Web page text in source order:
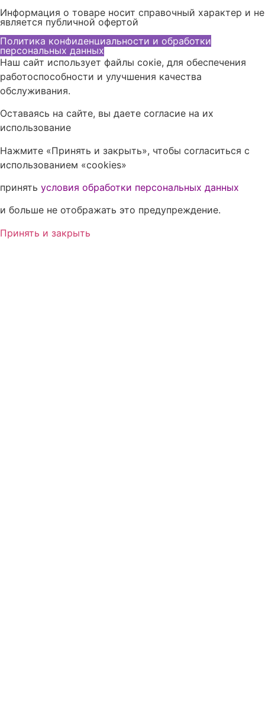
Информация о товаре носит справочный характер и не
является публичной офертой
Политика конфиденциальности и обработки
персональных данных
Наш сайт использует файлы сокіе, для обеспечения
работоспособности и улучшения качества
обслуживания.
Оставаясь на сайте, вы даете согласие на их
использование
Нажмите «Принять и закрыть», чтобы согласиться с
использованием «cookies»
принять условия обработки персональных данных
и больше не отображать это предупреждение.
Принять и закрыть